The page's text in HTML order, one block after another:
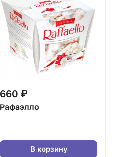
660 ₽
Рафаэлло
В корзину